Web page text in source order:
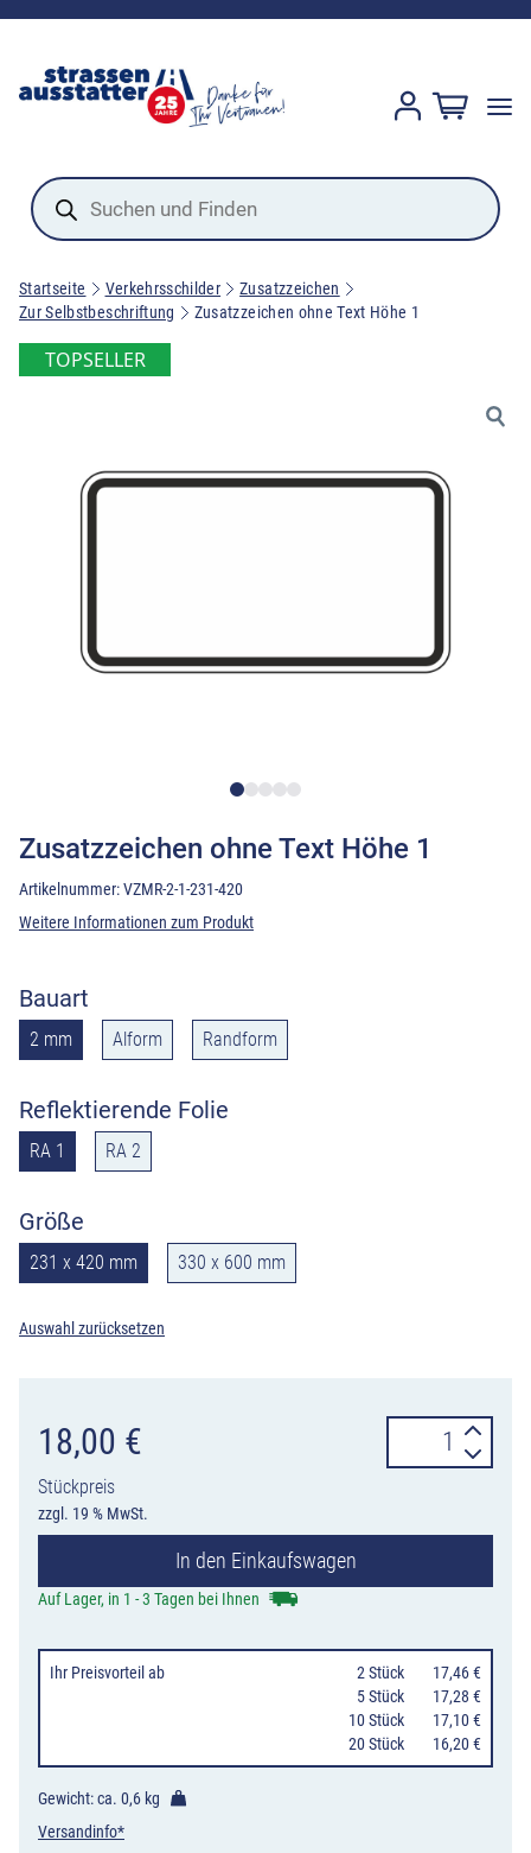
Products
search
Startseite Verkehrsschilder
Zusatzzeichen
Zur Selbstbeschriftung
Zusatzzeichen ohne Text Höhe 1
TOPSELLER
Zusatzzeichen ohne Text Höhe 1
Artikelnummer:VZMR-2-1-231-420
Weitere Informationen zum Produkt
Bauart
2 mm Alform Randform
Reflektierende Folie
RA 1 RA 2
Größe
231 x 420 mm 330 x 600 mm
Auswahl zurücksetzen
18,00 €
Stückpreis
zzgl. 19 % MwSt.
Zusatzzeichen
ohne
Höhe
In den Einkaufswagen
Auf Lager, in 1 - 3 Tagen bei Ihnen
Ihr Preisvorteil ab 2 Stück
17,46 €
5 Stück
17,28 €
10 Stück
17,10 €
20 Stück
16,20 €
Gewicht: ca. 0,6 kg
Versandinfo*